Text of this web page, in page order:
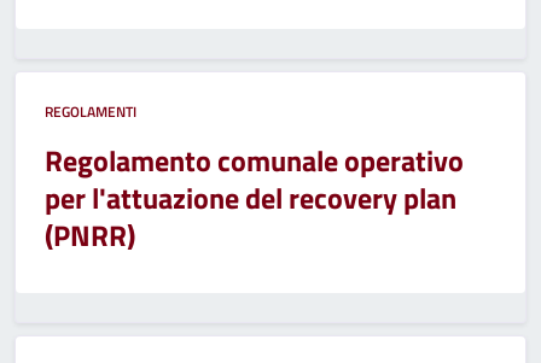
REGOLAMENTI
Regolamento comunale operativo
per l'attuazione del recovery plan
(PNRR)